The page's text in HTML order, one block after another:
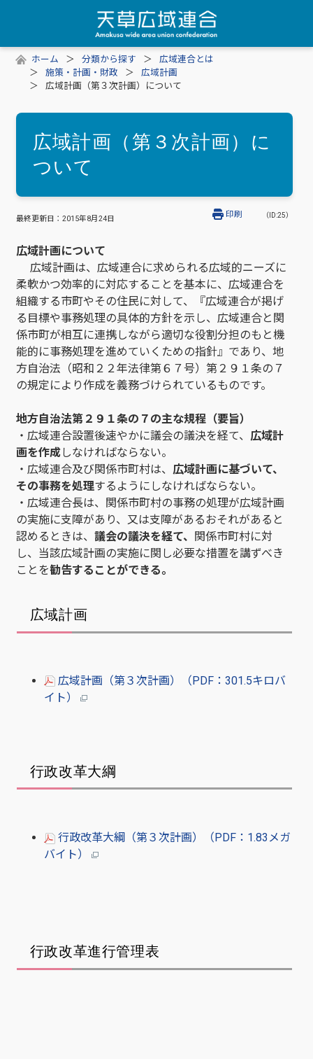
ホーム 分類から探す
広域連合とは
施策・計画・財政
広域計画
広域計画（第３次計画）について
広域計画（第３次計画）に
ついて
最終更新日： 2015年8月24日 （ID:25）
印刷
広域計画について
広域計画は、広域連合に求められる広域的ニーズに
柔軟かつ効率的に対応することを基本に、広域連合を
組織する市町やその住民に対して、『広域連合が掲げ
る目標や事務処理の具体的方針を示し、広域連合と関
係市町が相互に連携しながら適切な役割分担のもと機
能的に事務処理を進めていくための指針』であり、地
方自治法（昭和２２年法律第６７号）第２９１条の７
の規定により作成を義務づけられているものです。
地方自治法第２９１条の７の主な規程（要旨）
・広域連合設置後速やかに議会の議決を経て、 広域計
画を作成しなければならない。
・広域連合及び関係市町村は、 広域計画に基づいて、
その事務を処理するようにしなければならない。
・広域連合長は、関係市町村の事務の処理が広域計画
の実施に支障があり、又は支障があるおそれがあると
認めるときは、 議会の議決を経て、
関係市町村に対
し、当該広域計画の実施に関し必要な措置を講ずべき
ことを勧告することができる。
広域計画
広域計画（第３次計画）（PDF：301.5キロバ
イト）
行政改革大綱
行政改革大綱（第３次計画）（PDF：1.83メガ
バイト）
行政改革進行管理表